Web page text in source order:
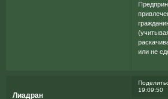
или не
19:09:50
Лиадран